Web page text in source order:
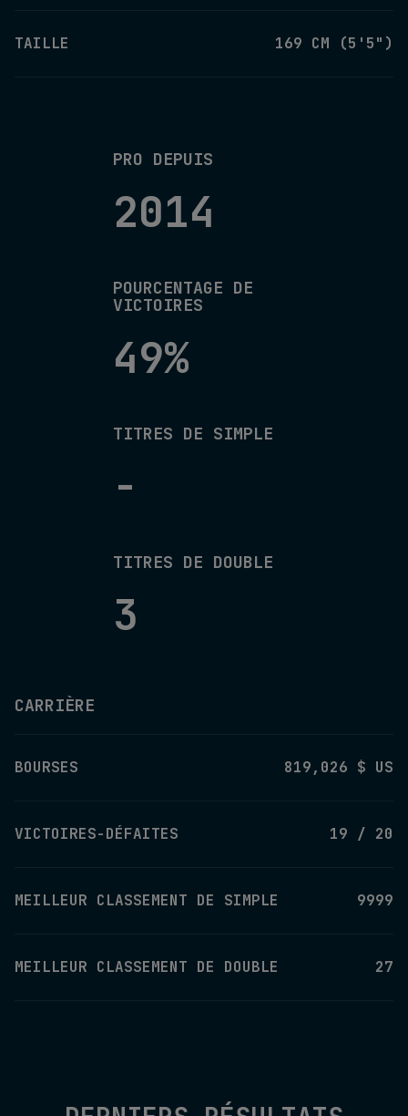
TAILLE 169 CM (5'5")
PRO DEPUIS
2014
POURCENTAGE DE
VICTOIRES
49%
TITRES DE SIMPLE
-
TITRES DE DOUBLE
3
CARRIÈRE
BOURSES 819,026 $ US
VICTOIRES-DÉFAITES 19 / 20
MEILLEUR CLASSEMENT DE SIMPLE 9999
MEILLEUR CLASSEMENT DE DOUBLE 27